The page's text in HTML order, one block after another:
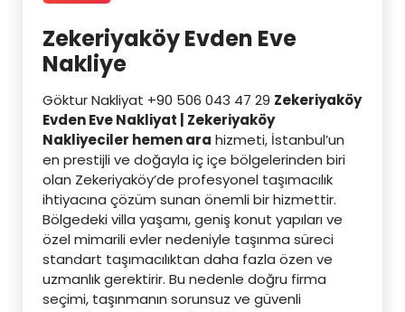
Zekeriyaköy Evden Eve
Nakliye
Göktur Nakliyat +90 506 043 47 29 Zekeriyaköy
Evden Eve Nakliyat | Zekeriyaköy
Nakliyeciler hemen ara hizmeti, İstanbul’un
en prestijli ve doğayla iç içe bölgelerinden biri
olan Zekeriyaköy’de profesyonel taşımacılık
ihtiyacına çözüm sunan önemli bir hizmettir.
Bölgedeki villa yaşamı, geniş konut yapıları ve
özel mimarili evler nedeniyle taşınma süreci
standart taşımacılıktan daha fazla özen ve
uzmanlık gerektirir. Bu nedenle doğru firma
seçimi, taşınmanın sorunsuz ve güvenli